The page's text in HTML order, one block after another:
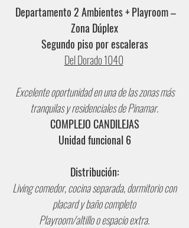
Departamento 2 Ambientes + Playroom –
Zona Dúplex
Segundo piso por escaleras
Del Dorado 1040
Excelente oportunidad en una de las zonas más
tranquilas y residenciales de Pinamar.
COMPLEJO CANDILEJAS
Unidad funcional 6
Distribución:
Living comedor, cocina separada, dormitorio con
placard y baño completo
Playroom/altillo o espacio extra.